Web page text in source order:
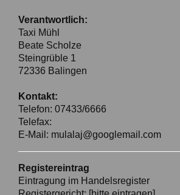
Verantwortlich:
Taxi Mühl
Beate Scholze
Steingrüble 1
72336 Balingen
Kontakt:
Telefon: 07433/6666
Telefax:
E-Mail: mulalaj@googlemail.com
Registereintrag
Eintragung im Handelsregister